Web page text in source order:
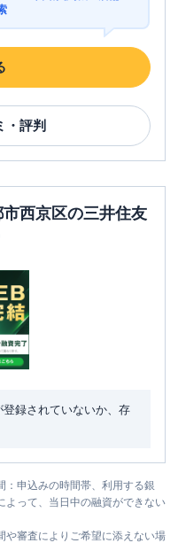
・評判
西京区の三井住友
録されていないか、存
：申込みの時間帯、利用する銀
よって、当日中の融資ができない
や審査によりご希望に添えない場